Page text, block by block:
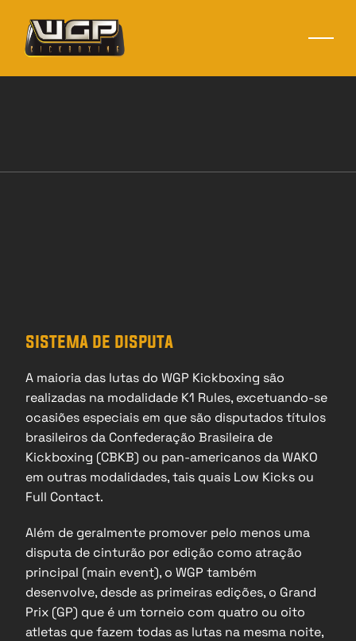
sistema de disputa
A maioria das lutas do WGP Kickboxing são
realizadas na modalidade K1 Rules, excetuando-se
ocasiões especiais em que são disputados títulos
brasileiros da Confederação Brasileira de
Kickboxing (CBKB) ou pan-americanos da WAKO
em outras modalidades, tais quais Low Kicks ou
Full Contact.
Além de geralmente promover pelo menos uma
disputa de cinturão por edição como atração
principal (main event), o WGP também
desenvolve, desde as primeiras edições, o Grand
Prix (GP) que é um torneio com quatro ou oito
atletas que fazem todas as lutas na mesma noite,